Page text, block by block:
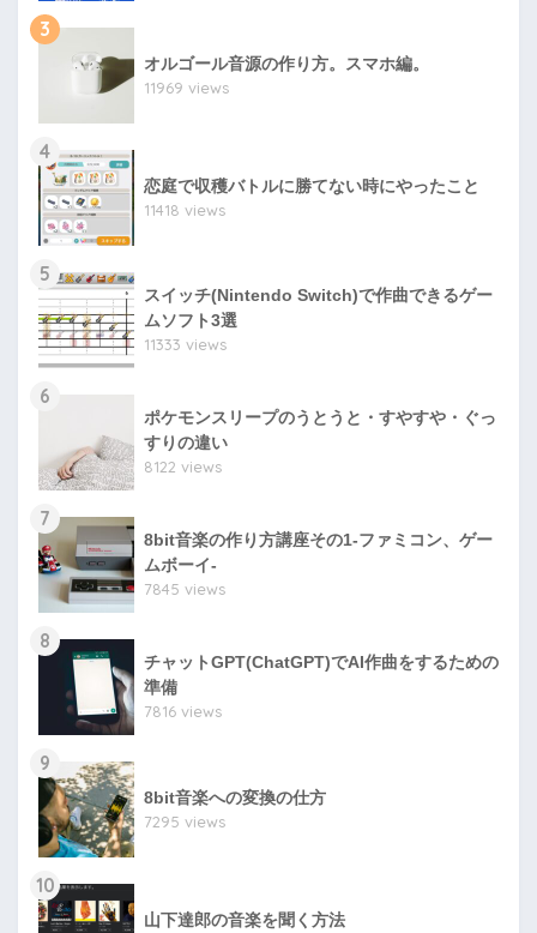
3
オルゴール音源の作り方。スマホ編。
11969 views
4
恋庭で収穫バトルに勝てない時にやったこと
11418 views
5
スイッチ(Nintendo Switch)で作曲できるゲー
ムソフト3選
11333 views
6
ポケモンスリープのうとうと・すやすや・ぐっ
すりの違い
8122 views
7
8bit音楽の作り方講座その1-ファミコン、ゲー
ムボーイ-
7845 views
8
チャットGPT(ChatGPT)でAI作曲をするための
準備
7816 views
9
8bit音楽への変換の仕方
7295 views
10
山下達郎の音楽を聞く方法